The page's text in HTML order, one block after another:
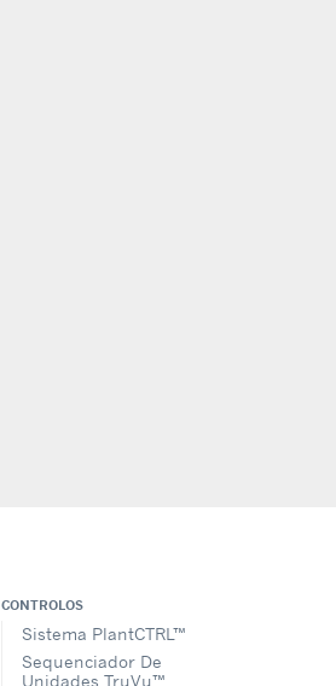
CONTROLOS
Sistema PlantCTRL™
Sequenciador De
Unidades TruVu™